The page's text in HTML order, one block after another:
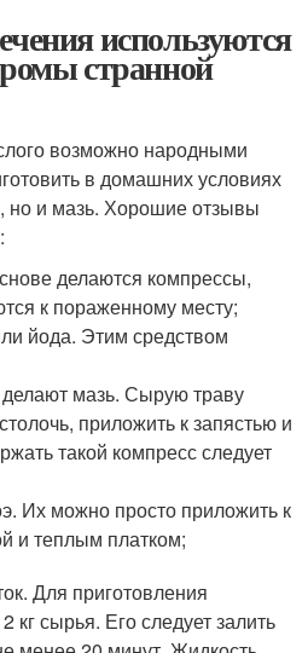
используются
странной
возможно народными
в домашних условиях
но и мазь. Хорошие отзывы
делаются компрессы,
к пораженному месту;
йода. Этим средством
мазь. Сырую траву
приложить к запястью и
такой компресс следует
Их можно просто приложить к
и теплым платком;
Для приготовления
кг сырья. Его следует залить